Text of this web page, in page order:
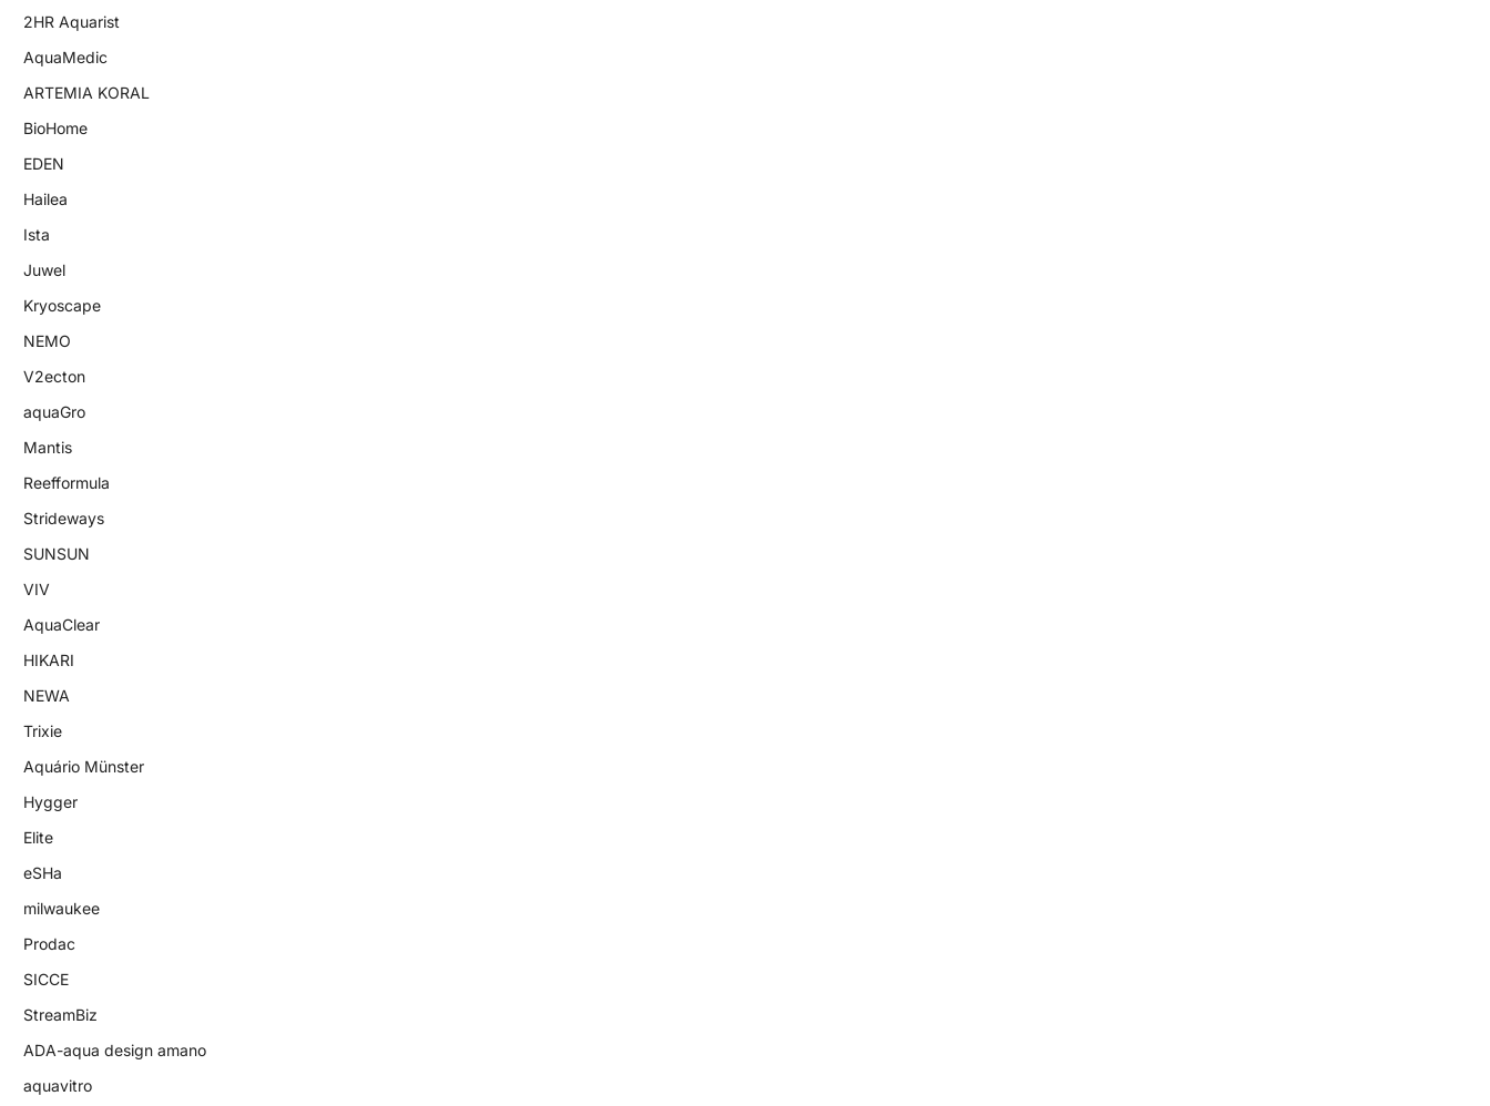
2HR Aquarist
AquaMedic
ARTEMIA KORAL
BioHome
EDEN
Hailea
Ista
Juwel
Kryoscape
NEMO
V2ecton
aquaGro
Mantis
Reefformula
Strideways
SUNSUN
VIV
AquaClear
HIKARI
NEWA
Trixie
Aquário Münster
Hygger
Elite
eSHa
milwaukee
Prodac
SICCE
StreamBiz
ADA-aqua design amano
aquavitro